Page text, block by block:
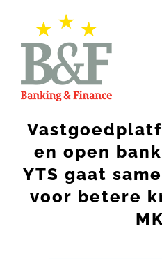
en open
YTS gaat
voor betere